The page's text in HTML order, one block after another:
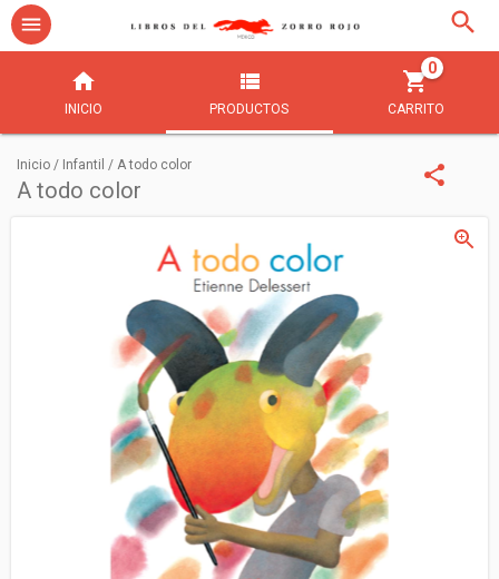
INICIO PRODUCTOS CARRITO
0
Inicio / Infantil / A todo color
A todo color